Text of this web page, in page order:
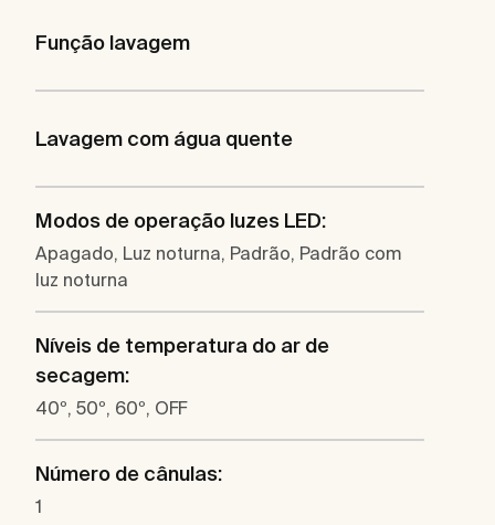
Função lavagem
Lavagem com água quente
Modos de operação luzes LED:
Apagado, Luz noturna, Padrão, Padrão com
luz noturna
Níveis de temperatura do ar de
secagem:
40º, 50º, 60º, OFF
Número de cânulas:
1